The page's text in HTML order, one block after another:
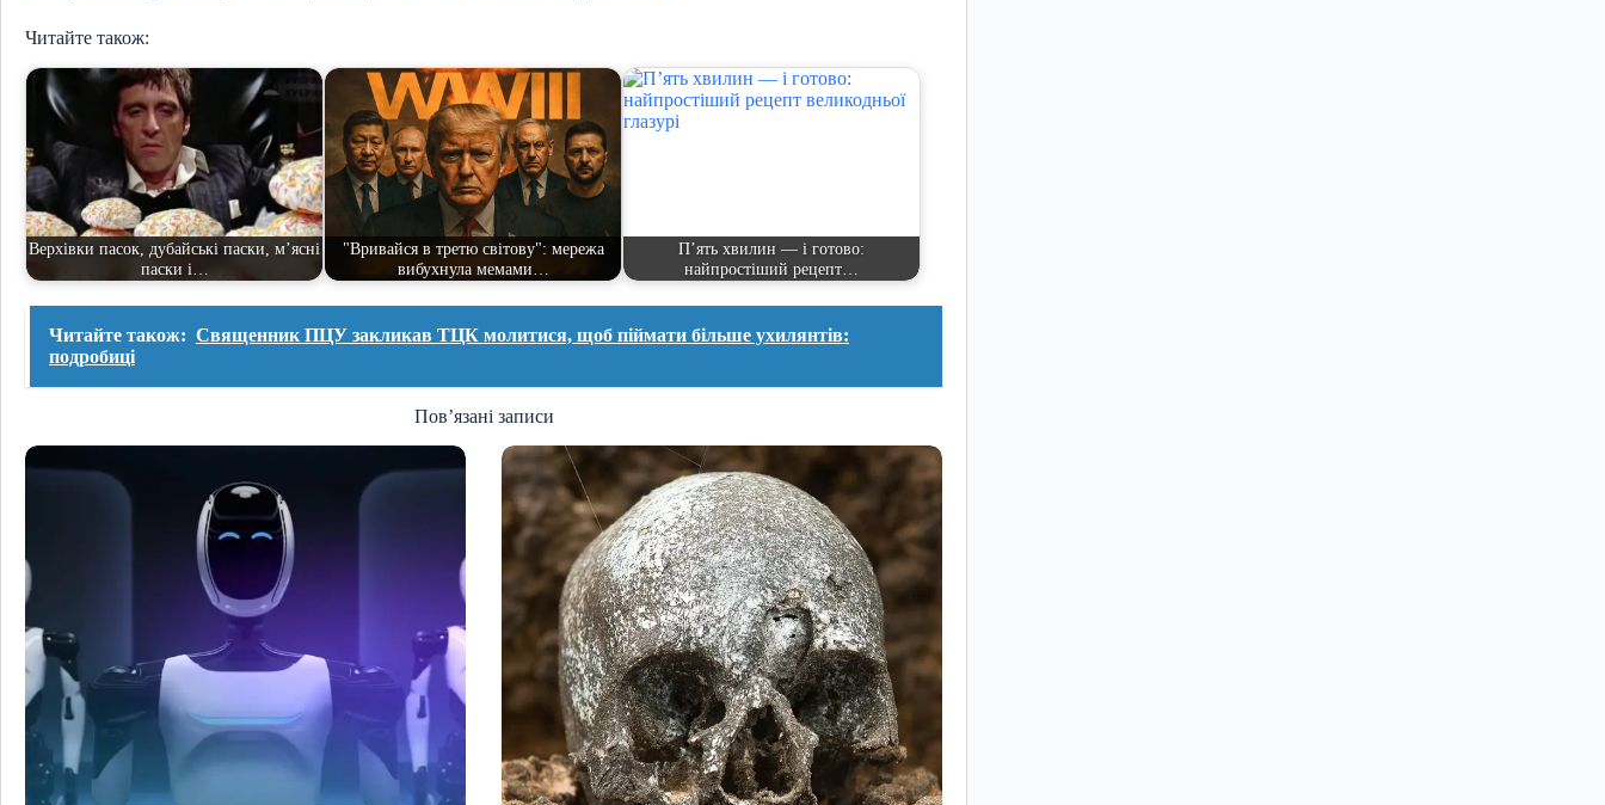
Читайте також:
Верхівки пасок, дубайські паски, м’ясні
паски і…
"Вривайся в третю світову": мережа
вибухнула мемами…
П’ять хвилин — і готово:
найпростіший рецепт…
Читайте також: Священник ПЦУ закликав ТЦК молитися, щоб піймати більше ухилянтів:
подробиці
Пов’язані записи